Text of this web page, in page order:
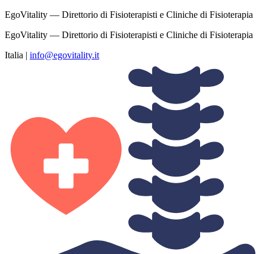
EgoVitality — Direttorio di Fisioterapisti e Cliniche di Fisioterapia
EgoVitality — Direttorio di Fisioterapisti e Cliniche di Fisioterapia
Italia | info@egovitality.it